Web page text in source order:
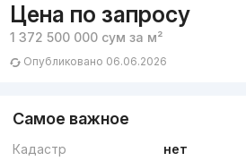
Цена по запросу
1 372 500 000 сум за м²
Опубликовано 06.06.2026
Самое важное
Кадастр
нет